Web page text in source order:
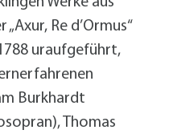
Re d’Ormus“
uraufgeführt,
Burkhardt
Thomas